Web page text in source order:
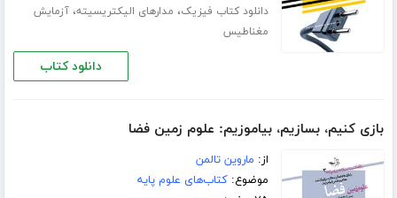
دانلود کتاب فیزیک، مدارهای الیکتریسیته،آزمایش
مغناطیس
دانلود کتاب
بازی کنیم، بسازیم، بیاموزیم: علوم زمین فضا
از: ماروین تالمن
موضوع:کتاب‌های علوم پایه